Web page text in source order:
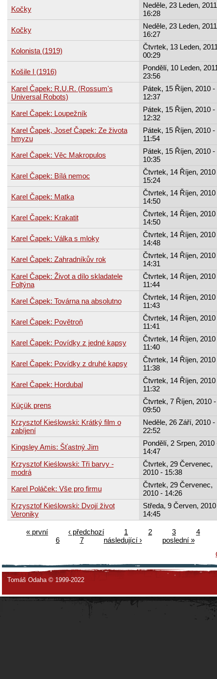
Kočky
Neděle, 23 Leden,
16:28
Kočky
Neděle, 23 Leden,
16:27
Kolonista (1919)
Čtvrtek, 13 Leden,
00:29
Košile I (1916)
Pondělí, 10 Leden,
23:56
Karel Čapek: R.U.R. (Rossum's
Universal Robots)
Pátek, 15 Říjen, 2010 -
12:37
Karel Čapek: Loupežník
Pátek, 15 Říjen, 2010 -
12:32
Karel Čapek, Josef Čapek: Ze života
hmyzu
Pátek, 15 Říjen, 2010 -
11:54
Karel Čapek: Věc Makropulos
Pátek, 15 Říjen, 2010 -
10:35
Karel Čapek: Bílá nemoc
Čtvrtek, 14 Říjen, 2010
15:24
Karel Čapek: Matka
Čtvrtek, 14 Říjen, 2010
14:50
Karel Čapek: Krakatit
Čtvrtek, 14 Říjen, 2010
14:50
Karel Čapek: Válka s mloky
Čtvrtek, 14 Říjen, 2010
14:48
Karel Čapek: Zahradníkův rok
Čtvrtek, 14 Říjen, 2010
14:31
Karel Čapek: Život a dílo skladatele
Foltýna
Čtvrtek, 14 Říjen, 2010
11:44
Karel Čapek: Továrna na absolutno
Čtvrtek, 14 Říjen, 2010
11:43
Karel Čapek: Povětroň
Čtvrtek, 14 Říjen, 2010
11:41
Karel Čapek: Povídky z jedné kapsy
Čtvrtek, 14 Říjen, 2010
11:40
Karel Čapek: Povídky z druhé kapsy
Čtvrtek, 14 Říjen, 2010
11:38
Karel Čapek: Hordubal
Čtvrtek, 14 Říjen, 2010
11:32
Küçük prens
Čtvrtek, 7 Říjen, 2010 -
09:50
Krzysztof Kieślowski: Krátký film o
zabíjení
Neděle, 26 Září, 2010 -
22:52
Kingsley Amis: Šťastný Jim
Pondělí, 2 Srpen, 2010
14:47
Krzysztof Kieślowski: Tři barvy -
modrá
Čtvrtek, 29 Červenec,
2010 - 15:38
Karel Poláček: Vše pro firmu
Čtvrtek, 29 Červenec,
2010 - 14:26
Krzysztof Kieślowski: Dvojí život
Veroniky
Středa, 9 Červen,
14:45
« první ‹ předchozí 1 2 3
4
6
7 následující ›
poslední »
Tomáš Odaha © 1999-2022